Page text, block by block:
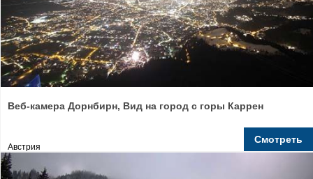
Веб-камера Дорнбирн, Вид на город с горы Каррен
Австрия
Смотреть